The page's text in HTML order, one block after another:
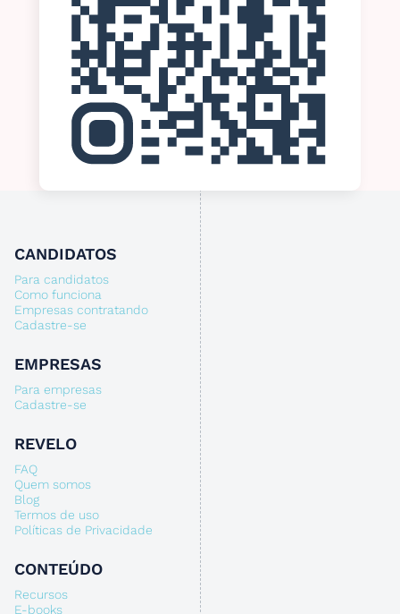
CANDIDATOS
Para candidatos
Como funciona
Empresas contratando
Cadastre-se
EMPRESAS
Para empresas
Cadastre-se
REVELO
FAQ
Quem somos
Blog
Termos de uso
Políticas de Privacidade
CONTEÚDO
Recursos
E-books